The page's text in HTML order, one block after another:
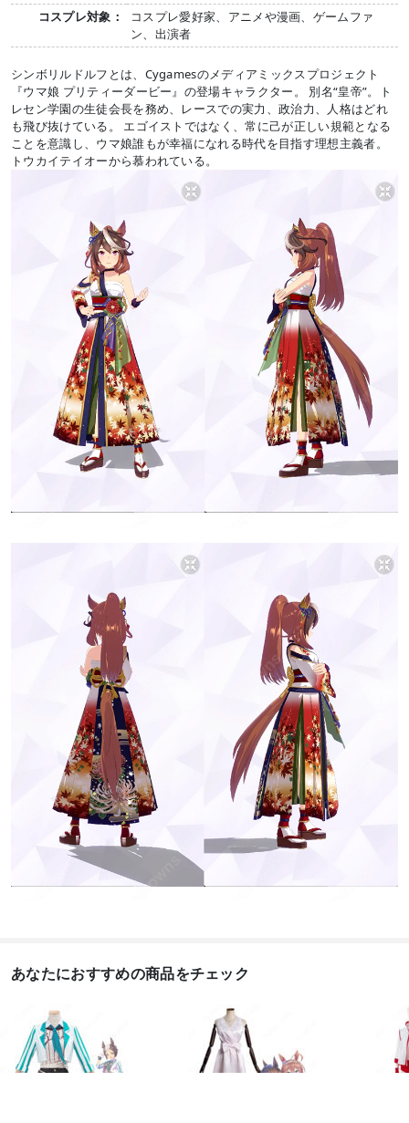
コスプレ対象：
コスプレ愛好家、アニメや漫画、ゲームファ
ン、出演者
シンボリルドルフとは、Cygamesのメディアミックスプロジェクト
『ウマ娘 プリティーダービー』の登場キャラクター。 別名“皇帝”。ト
レセン学園の生徒会長を務め、レースでの実力、政治力、人格はどれ
も飛び抜けている。 エゴイストではなく、常に己が正しい規範となる
ことを意識し、ウマ娘誰もが幸福になれる時代を目指す理想主義者。
トウカイテイオーから慕われている。
あなたにおすすめの商品をチェック